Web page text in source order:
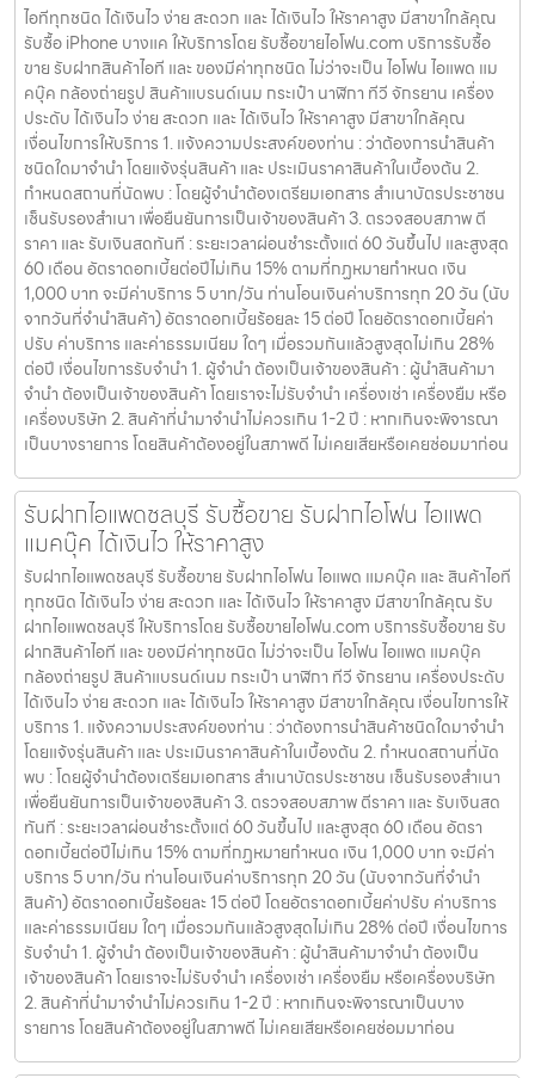
ไอทีทุกชนิด ได้เงินไว ง่าย สะดวก และ ได้เงินไว ให้ราคาสูง มีสาขาใกล้คุณ
รับซื้อ iPhone บางแค ให้บริการโดย รับซื้อขายไอโฟน.com บริการรับซื้อ
ขาย รับฝากสินค้าไอที และ ของมีค่าทุกชนิด ไม่ว่าจะเป็น ไอโฟน ไอแพด แม
คบุ๊ค กล้องถ่ายรูป สินค้าแบรนด์เนม กระเป๋า นาฬิกา ทีวี จักรยาน เครื่อง
ประดับ ได้เงินไว ง่าย สะดวก และ ได้เงินไว ให้ราคาสูง มีสาขาใกล้คุณ
เงื่อนไขการให้บริการ 1. แจ้งความประสงค์ของท่าน : ว่าต้องการนำสินค้า
ชนิดใดมาจำนำ โดยแจ้งรุ่นสินค้า และ ประเมินราคาสินค้าในเบื้องต้น 2.
กำหนดสถานที่นัดพบ : โดยผู้จำนำต้องเตรียมเอกสาร สำเนาบัตรประชาชน
เซ็นรับรองสำเนา เพื่อยืนยันการเป็นเจ้าของสินค้า 3. ตรวจสอบสภาพ ตี
ราคา และ รับเงินสดทันที : ระยะเวลาผ่อนชำระตั้งแต่ 60 วันขึ้นไป และสูงสุด
60 เดือน อัตราดอกเบี้ยต่อปีไม่เกิน 15% ตามที่กฏหมายกำหนด เงิน
1,000 บาท จะมีค่าบริการ 5 บาท/วัน ท่านโอนเงินค่าบริการทุก 20 วัน (นับ
จากวันที่จำนำสินค้า) อัตราดอกเบี้ยร้อยละ 15 ต่อปี โดยอัตราดอกเบี้ยค่า
ปรับ ค่าบริการ และค่าธรรมเนียม ใดๆ เมื่อรวมกันแล้วสูงสุดไม่เกิน 28%
ต่อปี เงื่อนไขการรับจำนำ 1. ผู้จำนำ ต้องเป็นเจ้าของสินค้า : ผู้นำสินค้ามา
จำนำ ต้องเป็นเจ้าของสินค้า โดยเราจะไม่รับจำนำ เครื่องเช่า เครื่องยืม หรือ
เครื่องบริษัท 2. สินค้าที่นำมาจำนำไม่ควรเกิน 1-2 ปี : หากเกินจะพิจารณา
เป็นบางรายการ โดยสินค้าต้องอยู่ในสภาพดี ไม่เคยเสียหรือเคยซ่อมมาก่อน
รับฝากไอแพดชลบุรี รับซื้อขาย รับฝากไอโฟน ไอแพด
แมคบุ๊ค ได้เงินไว ให้ราคาสูง
รับฝากไอแพดชลบุรี รับซื้อขาย รับฝากไอโฟน ไอแพด แมคบุ๊ค และ สินค้าไอที
ทุกชนิด ได้เงินไว ง่าย สะดวก และ ได้เงินไว ให้ราคาสูง มีสาขาใกล้คุณ รับ
ฝากไอแพดชลบุรี ให้บริการโดย รับซื้อขายไอโฟน.com บริการรับซื้อขาย รับ
ฝากสินค้าไอที และ ของมีค่าทุกชนิด ไม่ว่าจะเป็น ไอโฟน ไอแพด แมคบุ๊ค
กล้องถ่ายรูป สินค้าแบรนด์เนม กระเป๋า นาฬิกา ทีวี จักรยาน เครื่องประดับ
ได้เงินไว ง่าย สะดวก และ ได้เงินไว ให้ราคาสูง มีสาขาใกล้คุณ เงื่อนไขการให้
บริการ 1. แจ้งความประสงค์ของท่าน : ว่าต้องการนำสินค้าชนิดใดมาจำนำ
โดยแจ้งรุ่นสินค้า และ ประเมินราคาสินค้าในเบื้องต้น 2. กำหนดสถานที่นัด
พบ : โดยผู้จำนำต้องเตรียมเอกสาร สำเนาบัตรประชาชน เซ็นรับรองสำเนา
เพื่อยืนยันการเป็นเจ้าของสินค้า 3. ตรวจสอบสภาพ ตีราคา และ รับเงินสด
ทันที : ระยะเวลาผ่อนชำระตั้งแต่ 60 วันขึ้นไป และสูงสุด 60 เดือน อัตรา
ดอกเบี้ยต่อปีไม่เกิน 15% ตามที่กฏหมายกำหนด เงิน 1,000 บาท จะมีค่า
บริการ 5 บาท/วัน ท่านโอนเงินค่าบริการทุก 20 วัน (นับจากวันที่จำนำ
สินค้า) อัตราดอกเบี้ยร้อยละ 15 ต่อปี โดยอัตราดอกเบี้ยค่าปรับ ค่าบริการ
และค่าธรรมเนียม ใดๆ เมื่อรวมกันแล้วสูงสุดไม่เกิน 28% ต่อปี เงื่อนไขการ
รับจำนำ 1. ผู้จำนำ ต้องเป็นเจ้าของสินค้า : ผู้นำสินค้ามาจำนำ ต้องเป็น
เจ้าของสินค้า โดยเราจะไม่รับจำนำ เครื่องเช่า เครื่องยืม หรือเครื่องบริษัท
2. สินค้าที่นำมาจำนำไม่ควรเกิน 1-2 ปี : หากเกินจะพิจารณาเป็นบาง
รายการ โดยสินค้าต้องอยู่ในสภาพดี ไม่เคยเสียหรือเคยซ่อมมาก่อน